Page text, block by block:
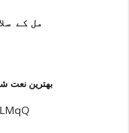
مل کے
بھترین نعت